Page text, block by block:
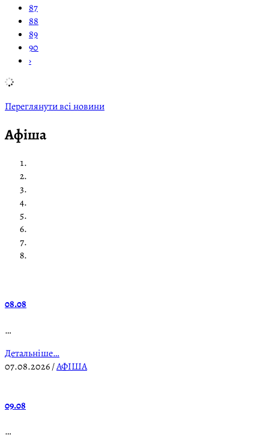
87
88
89
90
›
Переглянути всі новини
Афіша
08.08
…
Детальніше…
07.08.2026/АФІША
09.08
…